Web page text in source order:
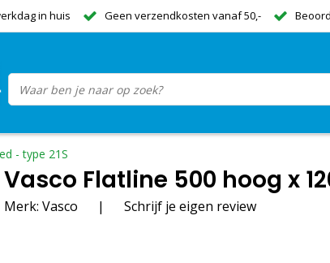
in huis Geen verzendkosten vanaf 50,-
- type 21S
Vasco Flatline 500 hoog x
Merk: Vasco | Schrijf je eigen review